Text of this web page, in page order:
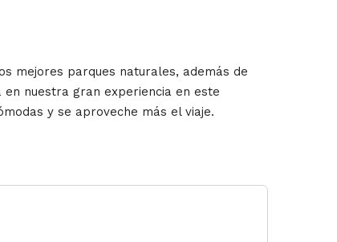
mejores parques naturales, además de
nuestra gran experiencia en este
y se aproveche más el viaje.